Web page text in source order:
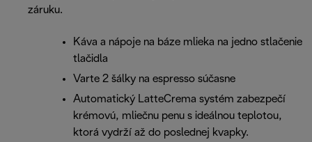
záruku.
Káva a nápoje na báze mlieka na jedno stlačenie
tlačidla
Varte 2 šálky na espresso súčasne
Automatický LatteCrema systém zabezpečí
krémovú, mliečnu penu s ideálnou teplotou,
ktorá vydrží až do poslednej kvapky.